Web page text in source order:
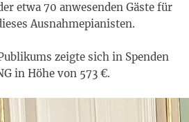
etwa 70 anwesenden Gäste für
Ausnahmepianisten.
zeigte sich in Spenden
in Höhe von 573 €.